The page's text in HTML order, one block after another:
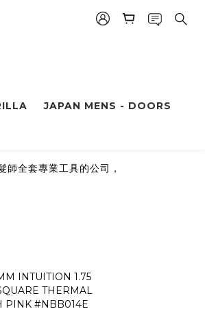
JAPAN MENS - DOORS
全套專業工具的公司，